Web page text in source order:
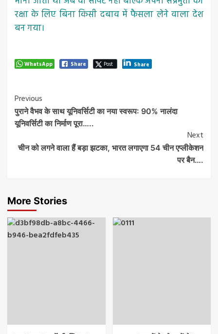
रक्षा के लिए बिना किसी दबाव में फैसला लेने वाला देश
बन गया।
WhatsApp Share Post Share
Post
Navigation
Previous
पुराने वैभव के साथ यूनिवर्सिटी का नया स्वरूप: 90% नालंदा
यूनिवर्सिटी का निर्माण पूरा…..
Next
चीन को लगने वाला हैं बड़ा झटका, भारत लगाएगा 54 चीन एप्लीकेशन
पर बैन….
More Stories